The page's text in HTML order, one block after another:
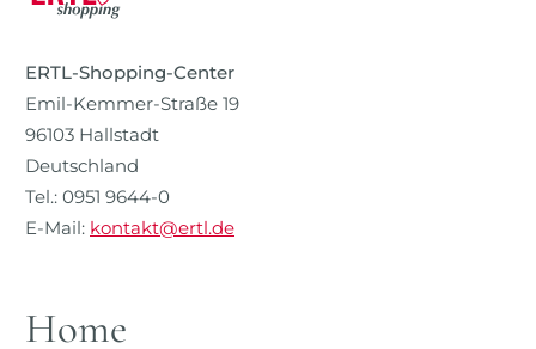
ERTL-Shopping-Center
Emil-Kemmer-Straße 19
96103 Hallstadt
Deutschland
Tel.: 0951 9644-0
E-Mail: kontakt@ertl.de
Home